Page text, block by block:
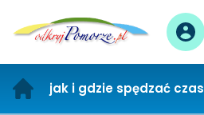
jak i gdzie spędzać czas